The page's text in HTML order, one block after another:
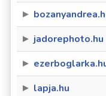
jadorephoto.hu
lapja.hu